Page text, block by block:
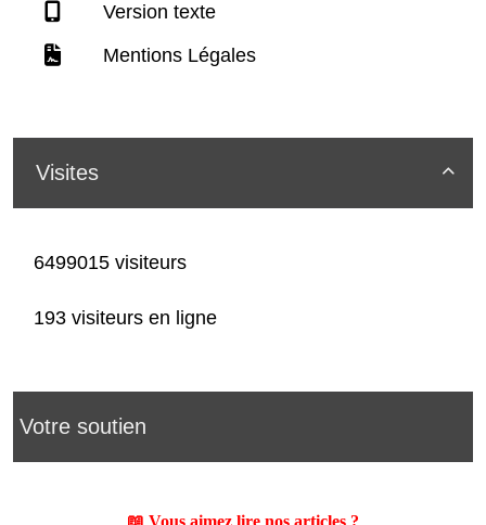
Version texte
Mentions Légales

Visites
6499015 visiteurs
193 visiteurs en ligne
Votre soutien